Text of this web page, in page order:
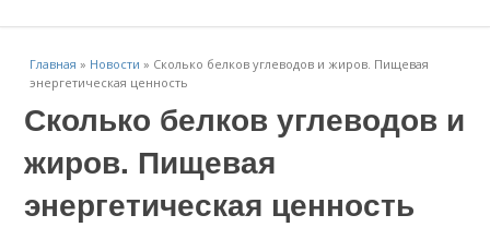
Главная » Новости » Сколько белков углеводов и жиров. Пищевая
энергетическая ценность
Сколько белков углеводов и
жиров. Пищевая
энергетическая ценность